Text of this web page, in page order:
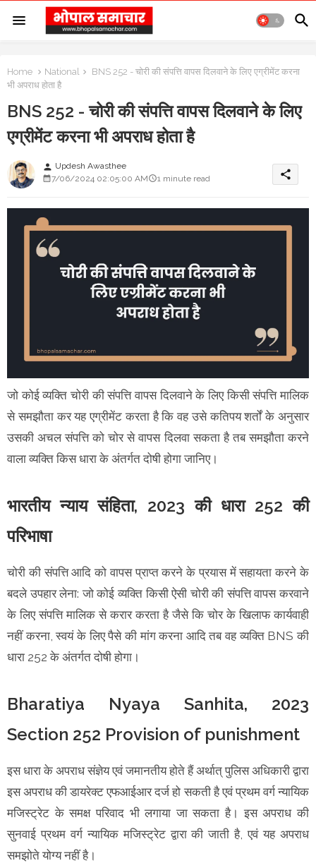
Home National
BNS 252 - चोरी की संपत्ति वापस दिलवाने के लिए एग्रीमेंट करना
भी अपराध होता है
BNS 252 - चोरी की संपत्ति वापस दिलवाने के लिए
एग्रीमेंट करना भी अपराध होता है
person Updesh Awasthee
7/06/2024 02:05:00 AM
1 minute read share
जो कोई व्यक्ति चोरी की संपत्ति वापस दिलवाने के लिए किसी संपत्ति मालिक
से समझौता कर यह एग्रीमेंट करता है कि वह उसे कतिपय शर्तों के अनुसार
उसकी अचल संपत्ति को चोर से वापस दिलवा सकता है तब समझौता करने
वाला व्यक्ति किस धारा के अंतर्गत दोषी होगा जानिए।
भारतीय न्याय संहिता, 2023 की धारा 252 की
परिभाषा
चोरी की संपत्ति आदि को वापस प्राप्त करने के प्रयास में सहायता करने के
बदले उपहार लेना: जो कोई व्यक्ति किसी ऐसी चोरी की संपत्ति वापस करवाने
के लिए संपत्ति मालिक से करार करता है जैसे कि चोर के खिलाफ कार्यवाही
नहीं करना, स्वयं के लिए पैसे की मांग करना आदि तब वह व्यक्ति BNS की
धारा 252 के अंतर्गत दोषी होगा।
Bharatiya Nyaya Sanhita, 2023
Section 252 Provision of punishment
इस धारा के अपराध संज्ञेय एवं जमानतीय होते हैं अर्थात्‌ पुलिस अधिकारी द्वारा
इस अपराध की डायरेक्ट एफआईआर दर्ज हो सकती है एवं प्रथम वर्ग न्यायिक
मजिस्ट्रेट के समक्ष परिवाद भी लगाया जा सकता है। इस अपराध की
सुनवाई प्रथम वर्ग न्यायिक मजिस्ट्रेट द्वारा की जाती है, एवं यह अपराध
समझोते योग्य नहीं है।